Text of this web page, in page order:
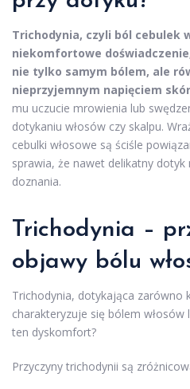
Trichodynia, czyli ból cebulek
niekomfortowe
nie tylko samym bólem, ale
nieprzyjemnym napięciem
mu uczucie mrowienia lub
dotykaniu włosów czy skalpu.
cebulki włosowe są ściśle
sprawia, że nawet delikatny dotyk
doznania.
Trichodynia –
objawy bólu
Trichodynia, dotykająca zarówno
charakteryzuje się bólem włosów
ten dyskomfort?
Przyczyny trichodynii są